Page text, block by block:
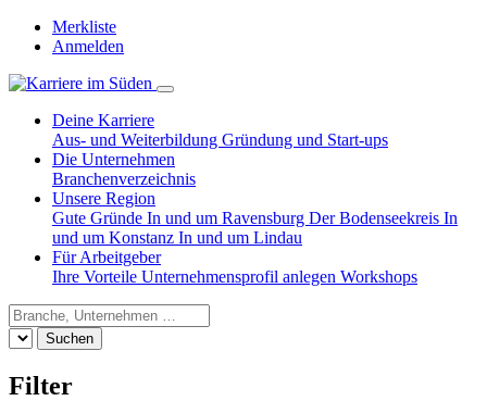
Merkliste
Anmelden
Deine Karriere
Aus- und Weiterbildung Gründung und Start-ups
Die Unternehmen
Branchenverzeichnis
Unsere Region
Gute Gründe In und um Ravensburg Der Bodenseekreis In
und um Konstanz In und um Lindau
Für Arbeitgeber
Ihre Vorteile Unternehmensprofil anlegen Workshops
Suchen
Filter